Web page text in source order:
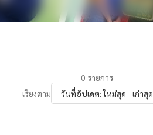
0 รายการ
เรียงตาม
วันที่อัปเดต: ใหม่สุด - เก่าสุด